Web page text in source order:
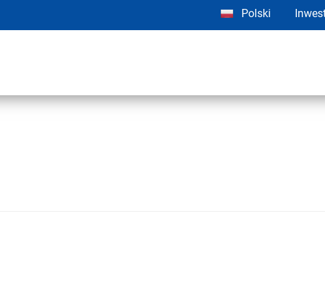
Polski